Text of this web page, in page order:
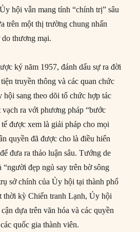
hội vẫn mang tính “chính trị” sâu
trên một thị trường chung nhấn
do thương mại.
ký năm 1957, đánh dấu sự ra đời
truyền thông và các quan chức
sang theo dõi tổ chức hợp tác
ra với phương pháp “bước
được xem là giải pháp cho mọi
quyền đã được cho là điều hiển
đưa ra thảo luận sâu. Tướng de
đẹp ngủ say trên bờ sông
sở chính của Ủy hội tại thành phố
thời kỳ Chiến tranh Lạnh, Ủy hội
dựa trên văn hóa và các quyền
quốc gia thành viên.